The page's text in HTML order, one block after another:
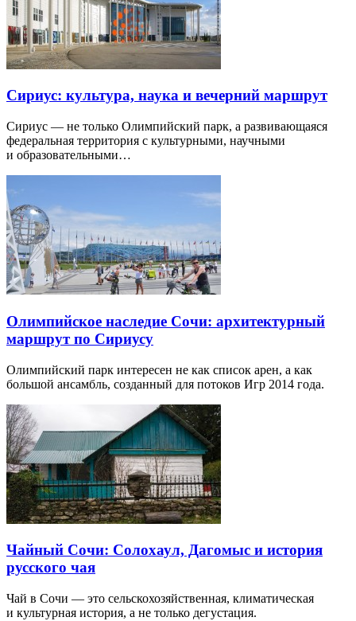
Сириус: культура, наука и вечерний маршрут
Сириус — не только Олимпийский парк, а развивающаяся
федеральная территория с культурными, научными
и образовательными…
Олимпийское наследие Сочи: архитектурный
маршрут по Сириусу
Олимпийский парк интересен не как список арен, а как
большой ансамбль, созданный для потоков Игр 2014 года.
Чайный Сочи: Солохаул, Дагомыс и история
русского чая
Чай в Сочи — это сельскохозяйственная, климатическая
и культурная история, а не только дегустация.